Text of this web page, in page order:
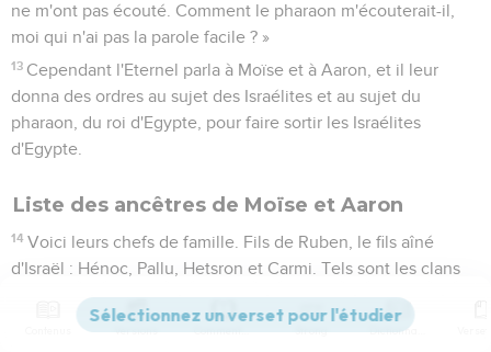
ne m'ont pas écouté. Comment le pharaon m'écouterait-il,
moi qui n'ai pas la parole facile ? »
13 Cependant l'Eternel parla à Moïse et à Aaron, et il leur
donna des ordres au sujet des Israélites et au sujet du
pharaon, du roi d'Egypte, pour faire sortir les Israélites
d'Egypte.
Liste des ancêtres de Moïse et Aaron
14 Voici leurs chefs de famille. Fils de Ruben, le fils aîné
d'Israël : Hénoc, Pallu, Hetsron et Carmi. Tels sont les clans
de Ruben.
Fils de Siméon : Jemuel, Jamin, Ohad, Jakin et Tsochar,
Versions Commentaires Strong